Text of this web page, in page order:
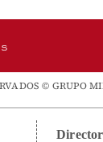
© GRUPO